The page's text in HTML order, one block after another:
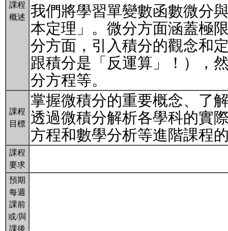
課程
概述
我們將學習單變數函數微分
本定理」。微分方面涵蓋極
分方面，引入積分的觀念和
跟積分是「反運算」！），
分方程等。
課程
目標
掌握微積分的重要概念、了
透過微積分解析各學科的實
方程和數學分析等進階課程
課程
要求
預期
每週
課前
或/與
課後